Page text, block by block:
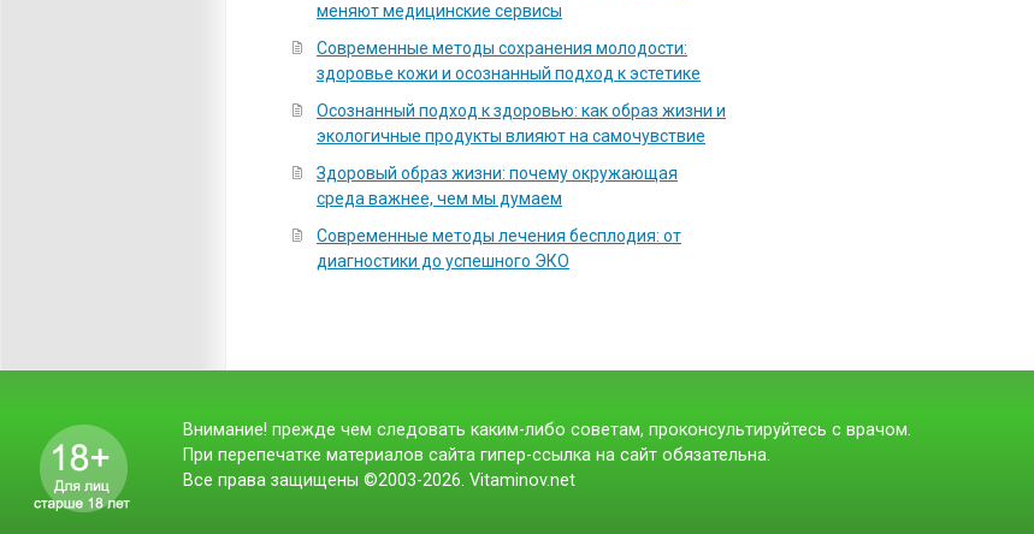
меняют медицинские сервисы
Современные методы сохранения молодости:
здоровье кожи и осознанный подход к эстетике
Осознанный подход к здоровью: как образ жизни и
экологичные продукты влияют на самочувствие
Здоровый образ жизни: почему окружающая
среда важнее, чем мы думаем
Современные методы лечения бесплодия: от
диагностики до успешного ЭКО
Внимание! прежде чем следовать каким-либо советам, проконсультируйтесь с врачом.
При перепечатке материалов сайта гипер-ссылка на сайт обязательна.
Все права защищены ©2003-2026. Vitaminov.net